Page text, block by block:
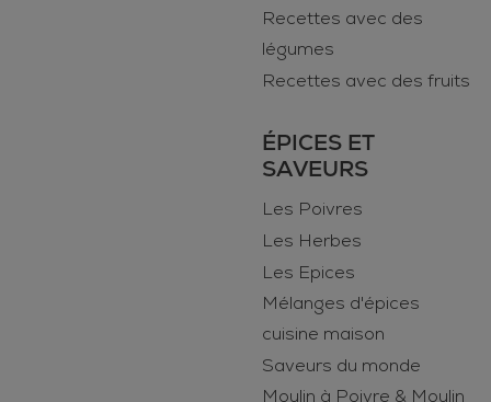
Recettes avec des
légumes
Recettes avec des fruits
ÉPICES ET
SAVEURS
Les Poivres
Les Herbes
Les Epices
Mélanges d'épices
cuisine maison
Saveurs du monde
Moulin à Poivre & Moulin